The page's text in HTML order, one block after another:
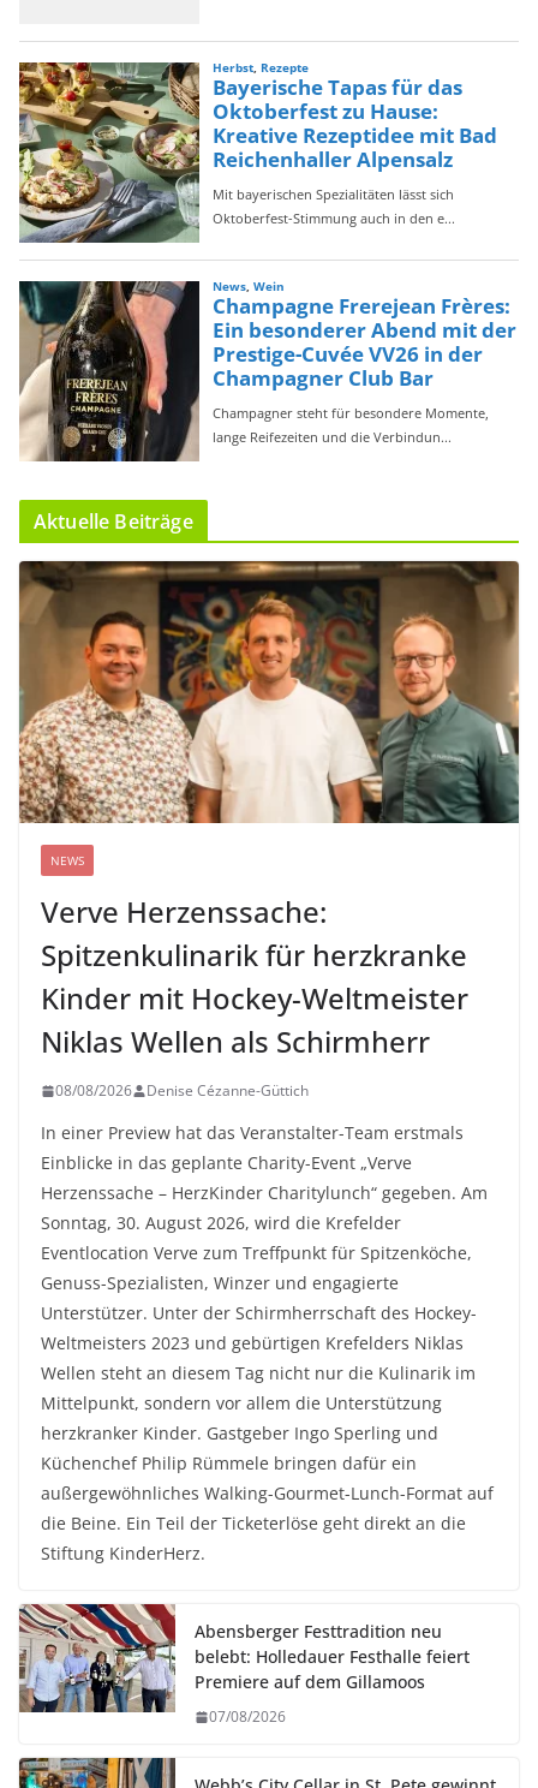
Aktuelle Beiträge
NEWS
Verve Herzenssache:
Spitzenkulinarik für herzkranke
Kinder mit Hockey-Weltmeister
Niklas Wellen als Schirmherr
08/08/2026 Denise Cézanne-Güttich
In einer Preview hat das Veranstalter-Team erstmals
Einblicke in das geplante Charity-Event „Verve
Herzenssache – HerzKinder Charitylunch“ gegeben. Am
Sonntag, 30. August 2026, wird die Krefelder
Eventlocation Verve zum Treffpunkt für Spitzenköche,
Genuss-Spezialisten, Winzer und engagierte
Unterstützer. Unter der Schirmherrschaft des Hockey-
Weltmeisters 2023 und gebürtigen Krefelders Niklas
Wellen steht an diesem Tag nicht nur die Kulinarik im
Mittelpunkt, sondern vor allem die Unterstützung
herzkranker Kinder. Gastgeber Ingo Sperling und
Küchenchef Philip Rümmele bringen dafür ein
außergewöhnliches Walking-Gourmet-Lunch-Format auf
die Beine. Ein Teil der Ticketerlöse geht direkt an die
Stiftung KinderHerz.
Abensberger Festtradition neu
belebt: Holledauer Festhalle feiert
Premiere auf dem Gillamoos
07/08/2026